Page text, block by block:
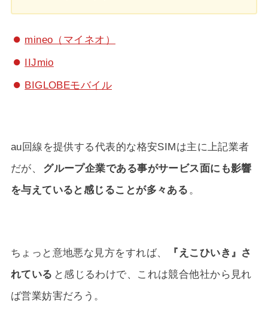
mineo（マイネオ）
IIJmio
BIGLOBEモバイル
au回線を提供する代表的な格安SIMは主に上記業者
だが、
グループ企業である事がサービス面にも影響
を与えていると感じることが多々ある 。
ちょっと意地悪な見方をすれば、
『えこひいき』さ
れている と感じるわけで、これは競合他社から見れ
ば営業妨害だろう。